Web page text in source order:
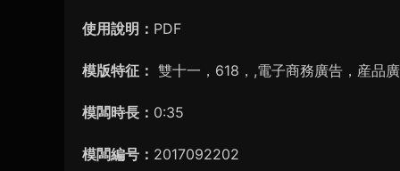
使用說明： PDF
模版特征： 雙十一，618，,電子商務廣告，産品
模闆時長： 0:35
模闆編号： 2017092202